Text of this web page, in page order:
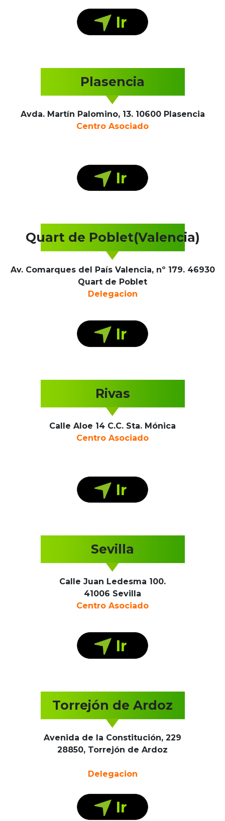
Plasencia
Avda. Martín Palomino, 13. 10600 Plasencia
Centro Asociado
Quart de Poblet(Valencia)
Av. Comarques del País Valencia, nº 179. 46930
Quart de Poblet
Delegacion
Rivas
Calle Aloe 14 C.C. Sta. Mónica
Centro Asociado
Sevilla
Calle Juan Ledesma 100.
41006 Sevilla
Centro Asociado
Torrejón de Ardoz
Avenida de la Constitución, 229
28850, Torrejón de Ardoz
Delegacion